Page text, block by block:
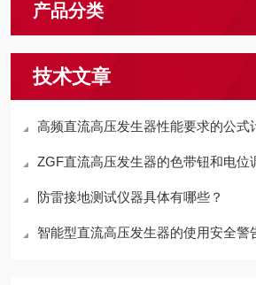
产品分类
技术文章
高频直流高压发生器性能要求的公式
ZGF直流高压发生器的色带钮和电位
防雷接地测试仪器具体有哪些？
智能型直流高压发生器的使用安全警